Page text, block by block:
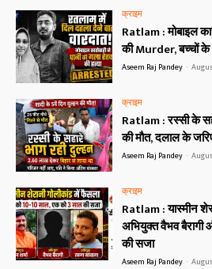
क्राइम
Ratlam : मोबाइल
की Murder, बच्चों
Aseem Raj Pandey -
क्राइम
Ratlam : रस्सी के
की मौत, दलाल के
Aseem Raj Pandey -
क्राइम
Ratlam : यास्मीन
अभियुक्त वैभव बैरागी
की सजा
Aseem Raj Pandey -